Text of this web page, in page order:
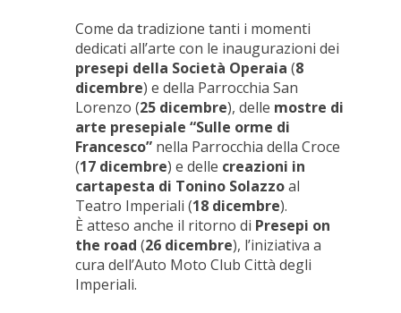
Come da tradizione tanti i momenti
dedicati all’arte con le inaugurazioni dei
presepi della Società Operaia (8
dicembre) e della Parrocchia San
Lorenzo (25 dicembre), delle mostre di
arte presepiale “Sulle orme di
Francesco” nella Parrocchia della Croce
(17 dicembre) e delle creazioni in
cartapesta di Tonino Solazzoal
Teatro Imperiali (18 dicembre).
È atteso anche il ritorno di Presepi on
the road (26 dicembre), l’iniziativa a
cura dell’Auto Moto Club Città degli
Imperiali.